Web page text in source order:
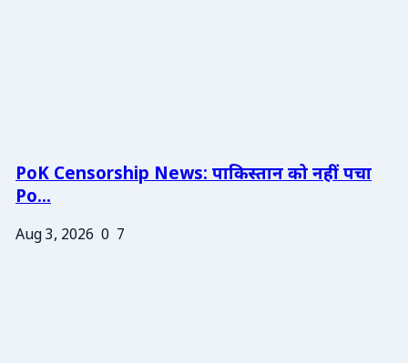
PoK Censorship News: पाकिस्तान को नहीं पचा
Po...
Aug 3, 2026 0 7